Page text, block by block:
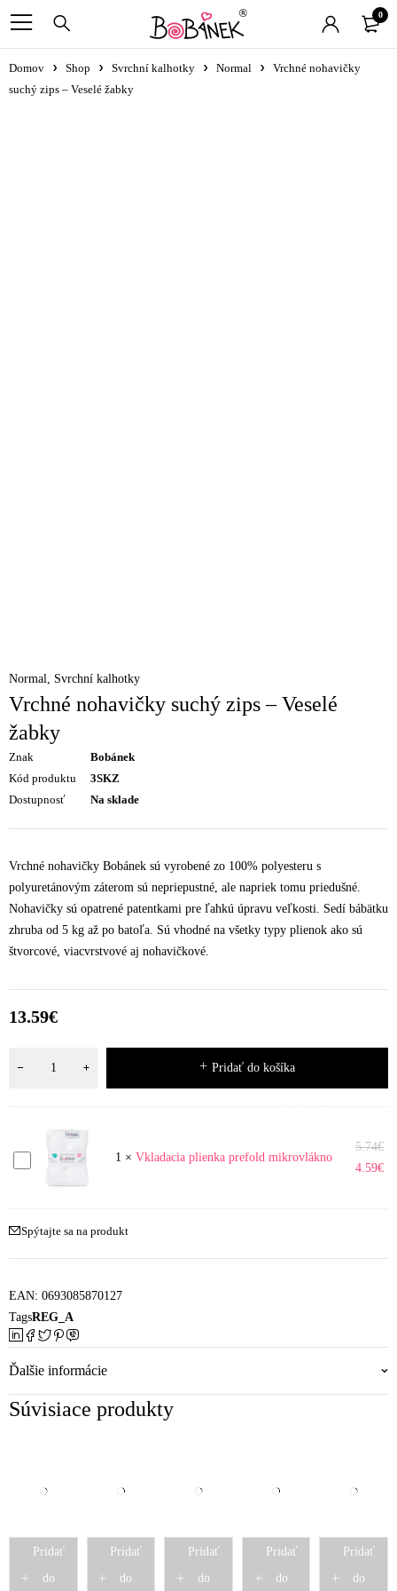
0
Domov Shop Svrchní kalhotky Normal
Vrchné nohavičky
suchý zips – Veselé žabky
Normal Svrchní kalhotky
Vrchné nohavičky suchý zips – Veselé
žabky
Znak
Bobánek
Kód produktu
3SKZ
Dostupnosť
Na sklade
Vrchné nohavičky Bobánek sú vyrobené zo 100% polyesteru s
polyuretánovým záterom sú nepriepustné, ale napriek tomu priedušné.
Nohavičky sú opatrené patentkami pre ľahkú úpravu veľkosti. Sedí bábätku
zhruba od 5 kg až po batoľa. Sú vhodné na všetky typy plienok ako sú
štvorcové, viacvrstvové aj nohavičkové.
13.59€
Pridať do košíka
plienka
prefold
mikrovlákno
1 × Vkladacia plienka prefold mikrovlákno
5.74€
4.59€
Spýtajte sa na produkt
EAN: 0693085870127
TagsREG_A
Ďalšie informácie
Súvisiace produkty
Pridať
do
Pridať
do
Pridať
do
Pridať
do
Pridať
do